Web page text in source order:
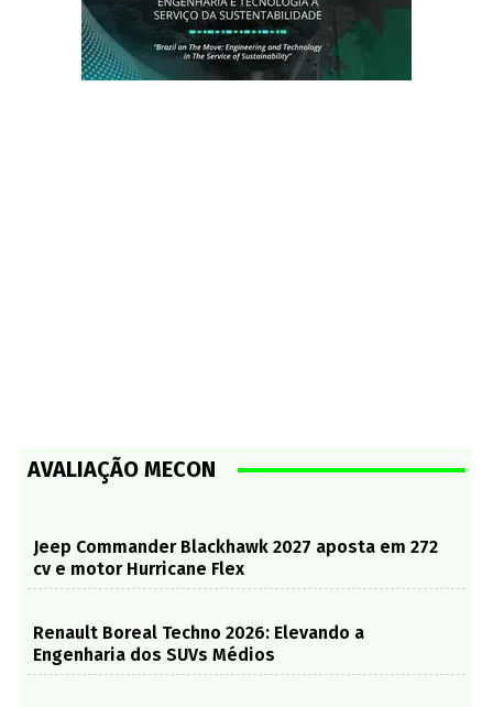
AVALIAÇÃO MECON
Jeep Commander Blackhawk 2027 aposta em 272
cv e motor Hurricane Flex
Renault Boreal Techno 2026: Elevando a
Engenharia dos SUVs Médios